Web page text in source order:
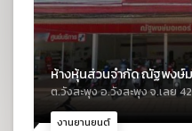
งานยานยนต์
ห้างหุ้นส่วนจำกัด ณัฐพงษ์ม
ต.วังสะพุง อ.วังสะพุง จ.เลย